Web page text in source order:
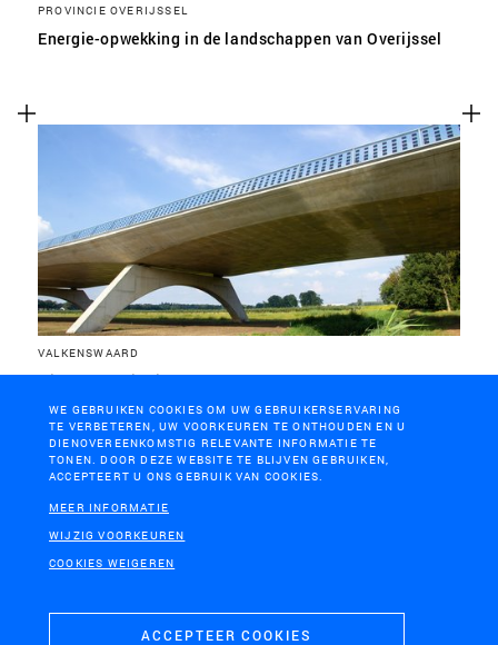
PROVINCIE OVERIJSSEL
Energie-opwekking in de landschappen van Overijssel
VALKENSWAARD
Nieuwe Verbinding N69
WE GEBRUIKEN COOKIES OM UW GEBRUIKERSERVARING
TE VERBETEREN, UW VOORKEUREN TE ONTHOUDEN EN U
DIENOVEREENKOMSTIG RELEVANTE INFORMATIE TE
TONEN. DOOR DEZE WEBSITE TE BLIJVEN GEBRUIKEN,
ACCEPTEERT U ONS GEBRUIK VAN COOKIES.
MEER INFORMATIE
WIJZIG VOORKEUREN
COOKIES WEIGEREN
ACCEPTEER COOKIES